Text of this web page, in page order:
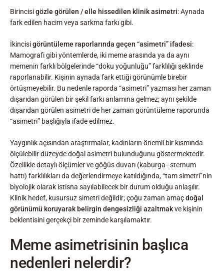
Birincisigözle görülen / elle hissedilen klinik asimetri: Aynada
fark edilen hacim veya sarkma farkı gibi.
İkincisigörüntüleme raporlarında geçen “asimetri” ifadesi:
Mamografi gibi yöntemlerde, iki meme arasında ya da aynı
memenin farklı bölgelerinde “doku yoğunluğu” farklılığı şeklinde
raporlanabilir. Kişinin aynada fark ettiği görünümle birebir
örtüşmeyebilir. Bu nedenle raporda “asimetri” yazması her zaman
dışarıdan görülen bir şekil farkı anlamına gelmez; aynı şekilde
dışarıdan görülen asimetri de her zaman görüntüleme raporunda
“asimetri” başlığıyla ifade edilmez.
Yaygınlık açısından araştırmalar, kadınların önemli bir kısmında
ölçülebilir düzeyde doğal asimetri bulunduğunu göstermektedir.
Özellikle detaylı ölçümler ve göğüs duvarı (kaburga–sternum
hattı) farklılıkları da değerlendirmeye katıldığında, “tam simetri”nin
biyolojik olarak istisna sayılabilecek bir durum olduğu anlaşılır.
Klinik hedef, kusursuz simetri değildir; çoğu zaman amaçdoğal
görünümü koruyarak belirgin dengesizliği azaltmakve kişinin
beklentisini gerçekçi bir zeminde karşılamaktır.
Meme asimetrisinin başlıca
nedenleri nelerdir?